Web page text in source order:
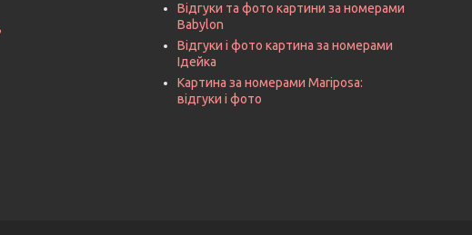
Відгуки та фото картини за номерами
Babylon
Відгуки і фото картина за номерами
Ідейка
Картина за номерами Mariposa:
відгуки і фото